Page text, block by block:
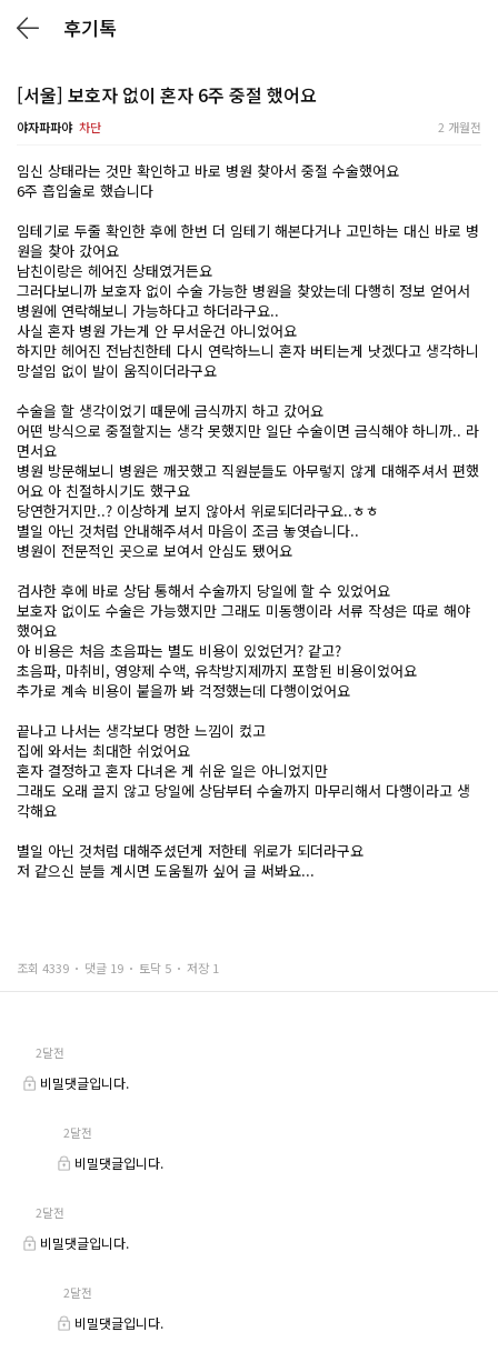
후기톡
[서울] 보호자 없이 혼자 6주 중절 했어요
야자파파야 차단 2 개월전
임신 상태라는 것만 확인하고 바로 병원 찾아서 중절 수술했어요
6주 흡입술로 했습니다
임테기로 두줄 확인한 후에 한번 더 임테기 해본다거나 고민하는 대신 바로 병
원을 찾아 갔어요
남친이랑은 헤어진 상태였거든요
그러다보니까 보호자 없이 수술 가능한 병원을 찾았는데 다행히 정보 얻어서
병원에 연락해보니 가능하다고 하더라구요..
사실 혼자 병원 가는게 안 무서운건 아니었어요
하지만 헤어진 전남친한테 다시 연락하느니 혼자 버티는게 낫겠다고 생각하니
망설임 없이 발이 움직이더라구요
수술을 할 생각이었기 때문에 금식까지 하고 갔어요
어떤 방식으로 중절할지는 생각 못했지만 일단 수술이면 금식해야 하니까.. 라
면서요
병원 방문해보니 병원은 깨끗했고 직원분들도 아무렇지 않게 대해주셔서 편했
어요 아 친절하시기도 했구요
당연한거지만..? 이상하게 보지 않아서 위로되더라구요..ㅎㅎ
별일 아닌 것처럼 안내해주셔서 마음이 조금 놓엿습니다..
병원이 전문적인 곳으로 보여서 안심도 됐어요
검사한 후에 바로 상담 통해서 수술까지 당일에 할 수 있었어요
보호자 없이도 수술은 가능했지만 그래도 미동행이라 서류 작성은 따로 해야
했어요
아 비용은 처음 초음파는 별도 비용이 있었던거? 같고?
초음파, 마취비, 영양제 수액, 유착방지제까지 포함된 비용이었어요
추가로 계속 비용이 붙을까 봐 걱정했는데 다행이었어요
끝나고 나서는 생각보다 멍한 느낌이 컸고
집에 와서는 최대한 쉬었어요
혼자 결정하고 혼자 다녀온 게 쉬운 일은 아니었지만
그래도 오래 끌지 않고 당일에 상담부터 수술까지 마무리해서 다행이라고 생
각해요
별일 아닌 것처럼 대해주셨던게 저한테 위로가 되더라구요
저 같으신 분들 계시면 도움될까 싶어 글 써봐요...
조회 4339 댓글 19 토닥 5 저장 1
2달전
비밀댓글입니다.
2달전
비밀댓글입니다.
2달전
비밀댓글입니다.
2달전
비밀댓글입니다.